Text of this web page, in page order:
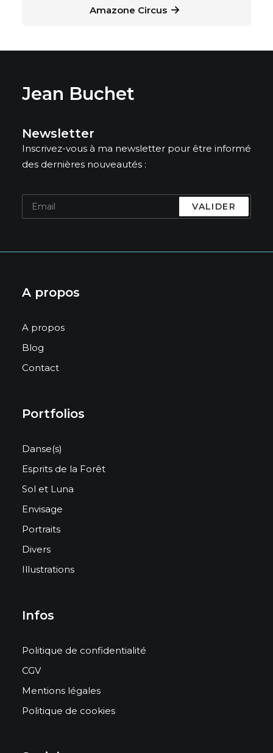
Amazone Circus →
Jean Buchet
Newsletter
Inscrivez-vous à ma newsletter pour être informé
des dernières nouveautés :
A propos
A propos
Blog
Contact
Portfolios
Danse(s)
Esprits de la Forêt
Sol et Luna
Envisage
Portraits
Divers
Illustrations
Infos
Politique de confidentialité
CGV
Mentions légales
Politique de cookies